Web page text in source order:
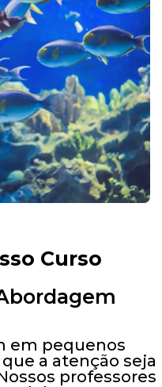
Curso
em pequenos
a atenção seja
professores